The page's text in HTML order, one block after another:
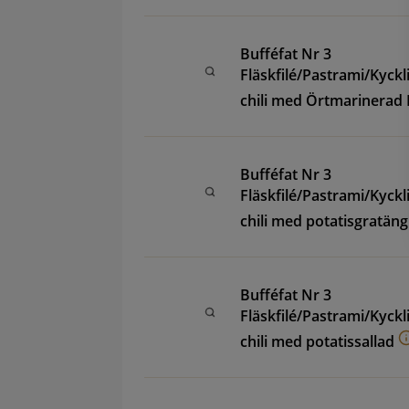
Bufféfat Nr 3
Fläskfilé/Pastrami/
chili med Örtmarinerad
Bufféfat Nr 3
Fläskfilé/Pastrami/
chili med potatisgratäng
Bufféfat Nr 3
Fläskfilé/Pastrami/
chili med potatissallad